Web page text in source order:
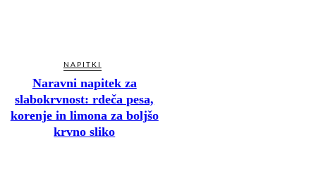
NAPITKI
Naravni napitek za
slabokrvnost: rdeča pesa,
korenje in limona za boljšo
krvno sliko